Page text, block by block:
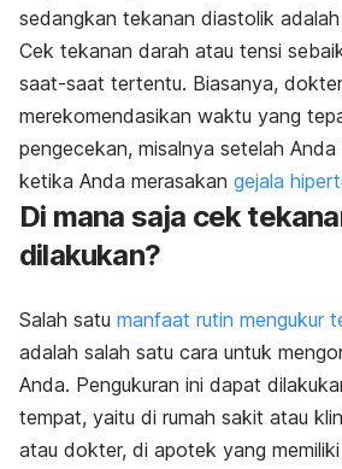
sedangkan tekanan diastolik
Cek tekanan darah atau tensi
saat-saat tertentu. Biasanya,
merekomendasikan waktu yang
pengecekan, misalnya setelah
ketika Anda merasakan gejala
Di mana saja cek
dilakukan?
Salah satu manfaat rutin mengukur
adalah salah satu cara untuk
Anda. Pengukuran ini dapat
tempat, yaitu di rumah sakit atau
atau dokter, di apotek yang